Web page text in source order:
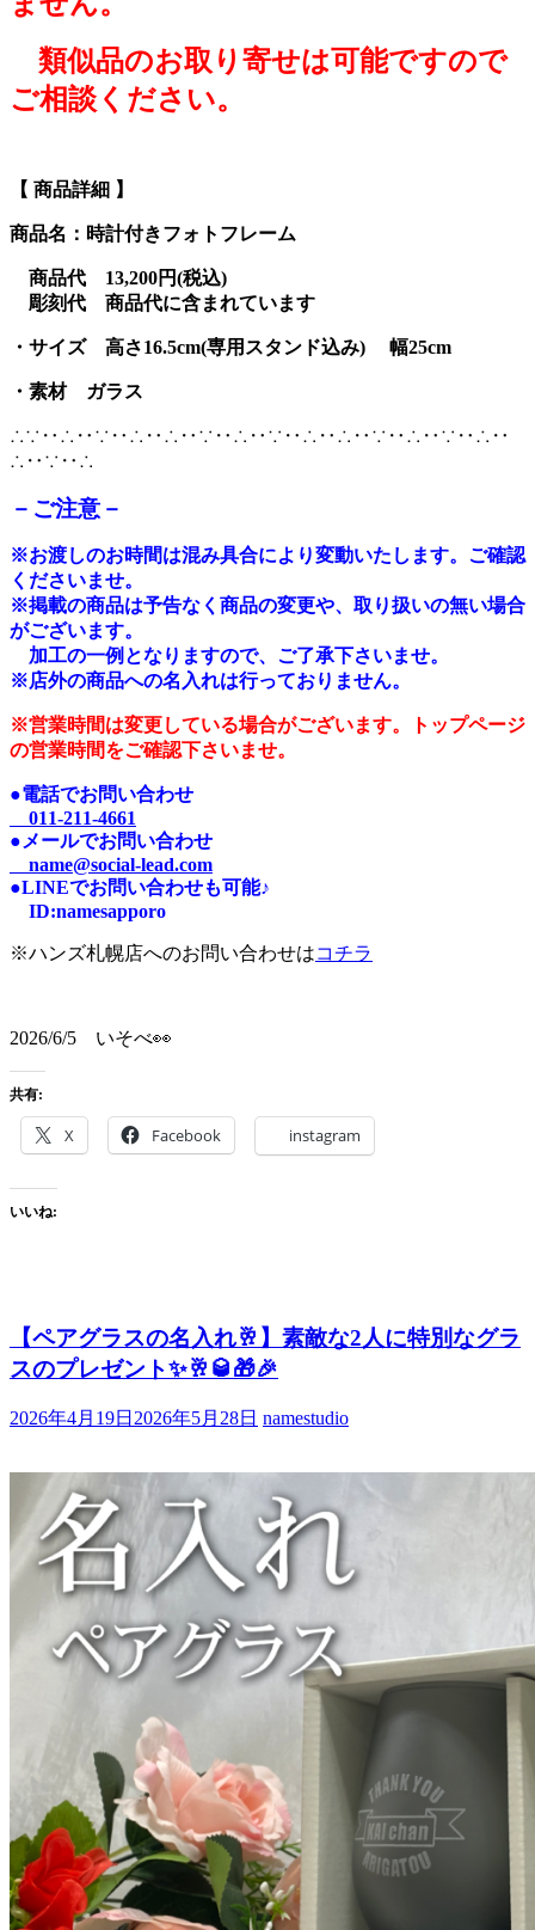
類似品のお取り寄せは可能ですので
ご相談ください。
【 商品詳細 】
商品名：時計付きフォトフレーム
商品代 13,200円(税込)
彫刻代 商品代に含まれています
・サイズ 高さ16.5cm(専用スタンド込み) 幅25cm
・素材 ガラス
∴∵‥∴‥∵‥∴‥∴‥∵‥∴‥∵‥∴‥∴‥∵‥∴‥∵‥∴‥
∴‥∵‥∴
－ご注意－
※お渡しのお時間は混み具合により変動いたします。ご確認
くださいませ。
※掲載の商品は予告なく商品の変更や、取り扱いの無い場合
がございます。
加工の一例となりますので、ご了承下さいませ。
※店外の商品への名入れは行っておりません。
※営業時間は変更している場合がございます。トップページ
の営業時間をご確認下さいませ。
●電話でお問い合わせ
011-211-4661
●メールでお問い合わせ
name@social-lead.com
●LINEでお問い合わせも可能♪
ID:namesapporo
※ハンズ札幌店へのお問い合わせはコチラ
2026/6/5 いそべ👀
共有:
X Facebook instagram
いいね:
【ペアグラスの名入れ🥂】素敵な2人に特別なグラ
スのプレゼント✨🥂🥃🎁🎉
2026年4月19日 2026年5月28日 namestudio